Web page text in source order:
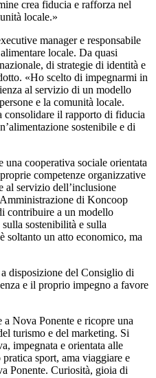
crea fiducia e rafforza nel
locale.»
manager e responsabile
locale. Da quasi
di strategie di identità e
«Ho scelto di impegnarmi in
al servizio di un modello
e la comunità locale.
consolidare il rapporto di fiducia
sostenibile e di
una cooperativa sociale orientata
competenze organizzative
al servizio dell’inclusione
di Koncoop
contribuire a un modello
sostenibilità e sulla
soltanto un atto economico, ma
a disposizione del Consiglio di
e il proprio impegno a favore
a Nova Ponente e ricopre una
turismo e del marketing. Si
impegnata e orientata alle
sport, ama viaggiare e
Ponente. Curiosità, gioia di